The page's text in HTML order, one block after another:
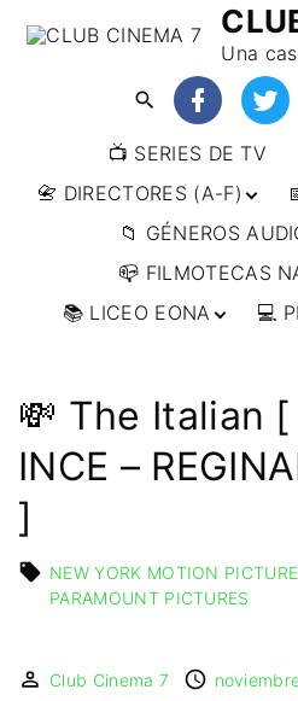
Una
📺 SERIES DE TV
📇 DIRECTORES (A-F)
📇 DIRECTORES (F-L)
📇 DIRECTORES (L-
W)
📁 GÉNEROS
🔴ANIMACIÓN
🔴ARTES
🔴CINE
🔴CINE NEGRO /
ESPIONAJE
🔴ÉPICO /
🔴MUSICAL
📪 FILMOTECAS
🌍 AFRICA
🌏 ASIA
🌍 EUROPA
🌏 OCEANIA
📚 LICEO EONA
🎒 TALLERES
ONLINE
🎞️ FILM DOCTOR
COMPUTACIÓN
🪪 TARJETA DIGITAL
💻
📀
📰
💸 The Italian [
INCE –
]
NEW YORK MOTION
PARAMOUNT PICTURES
Club Cinema 7